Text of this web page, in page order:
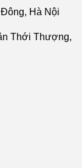
Hà Nội
Thới Thượng,